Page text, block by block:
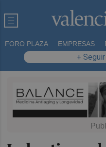
FORO PLAZA EMPRESAS
+